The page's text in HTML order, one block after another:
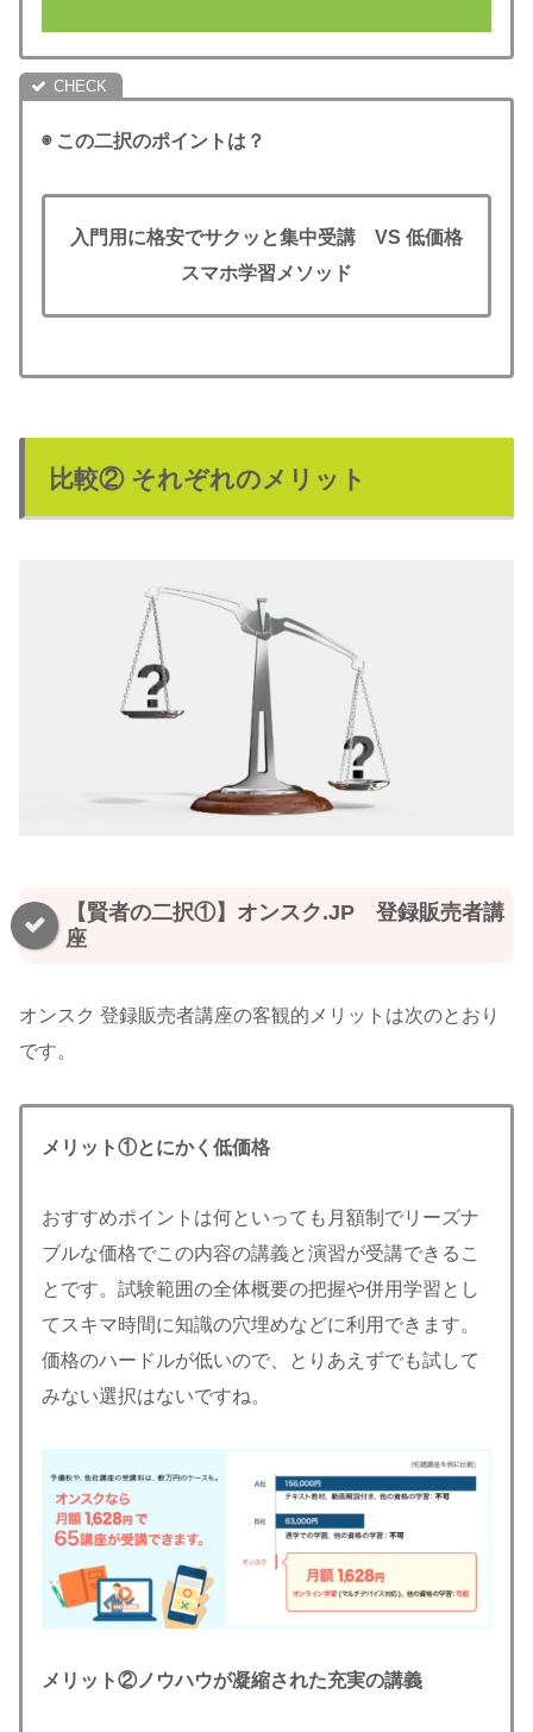
◉ この二択のポイントは？
入門用に格安でサクッと集中受講 VS 低価格
スマホ学習メソッド
比較② それぞれのメリット
【賢者の二択①】オンスク.JP 登録販売者講
座
オンスク 登録販売者講座の客観的メリットは次のとおり
です。
メリット①とにかく低価格
おすすめポイントは何といっても月額制でリーズナ
ブルな価格でこの内容の講義と演習が受講できるこ
とです。試験範囲の全体概要の把握や併用学習とし
てスキマ時間に知識の穴埋めなどに利用できます。
価格のハードルが低いので、とりあえずでも試して
みない選択はないですね。
メリット②ノウハウが凝縮された充実の講義